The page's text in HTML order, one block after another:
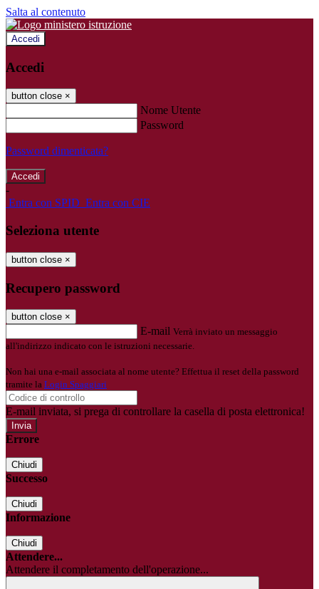
Salta al contenuto
Accedi
Accedi
button close ×
Nome Utente
Password
Password dimenticata?
-
Entra con SPID Entra con CIE
Seleziona utente
button close ×
Recupero password
button close ×
E-mail Verrà inviato un messaggio
all'indirizzo indicato con le istruzioni necessarie.
Non hai una e-mail associata al nome utente? Effettua il reset della password
tramite la Login Spaggiari
E-mail inviata, si prega di controllare la casella di posta elettronica!
Errore
Chiudi
Successo
Chiudi
Informazione
Chiudi
Attendere...
Attendere il completamento dell'operazione...